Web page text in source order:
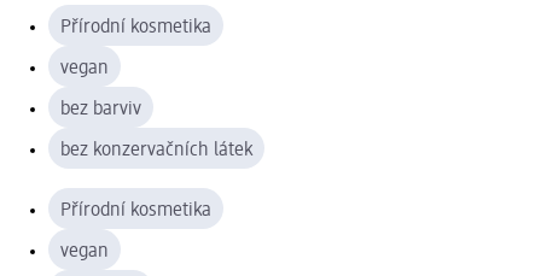
Přírodní kosmetika
vegan
bez barviv
bez konzervačních látek
Přírodní kosmetika
vegan